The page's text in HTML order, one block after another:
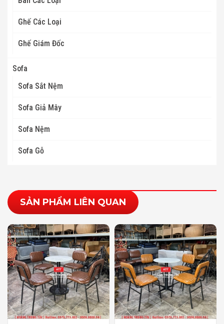
Ghế Các Loại
Ghế Giám Đốc
Sofa
Sofa Sắt Nệm
Sofa Giả Mây
Sofa Nệm
Sofa Gỗ
SẢN PHẨM LIÊN QUAN